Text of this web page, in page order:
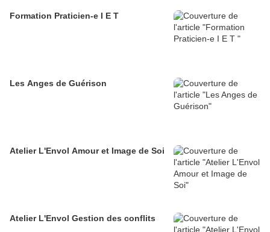
Formation Praticien-e I E T
Les Anges de Guérison
Atelier L'Envol Amour et Image de Soi
Atelier L'Envol Gestion des conflits